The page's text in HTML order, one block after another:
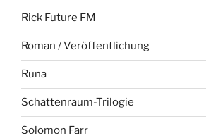
Rick Future FM
Roman / Veröffentlichung
Runa
Schattenraum-Trilogie
Solomon Farr